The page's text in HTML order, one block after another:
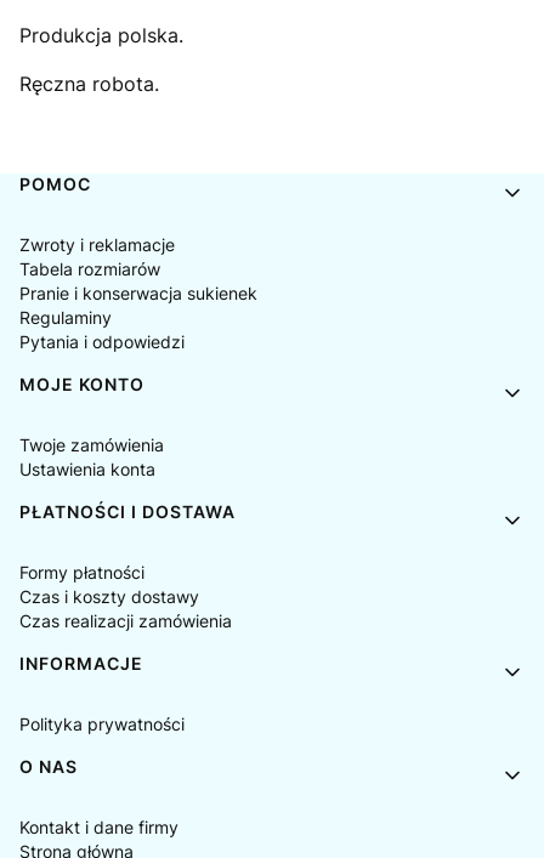
Produkcja polska.
Ręczna robota.
Linki w stopce
POMOC
Zwroty i reklamacje
Tabela rozmiarów
Pranie i konserwacja sukienek
Regulaminy
Pytania i odpowiedzi
MOJE KONTO
Twoje zamówienia
Ustawienia konta
PŁATNOŚCI I DOSTAWA
Formy płatności
Czas i koszty dostawy
Czas realizacji zamówienia
INFORMACJE
Polityka prywatności
O NAS
Kontakt i dane firmy
Strona główna